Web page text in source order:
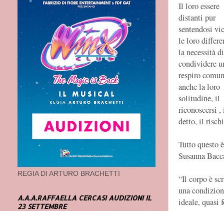
Il loro essere
distanti pur
sentendosi
le loro
la necessità di
condividere
respiro
anche la loro
solitudine, il
riconoscersi
detto, il
Tutto questo
Susanna
“Il corpo è
una
ideale, quasi
REGIA DI ARTURO BRACHETTI
A.A.A.RAFFAELLA CERCASI AUDIZIONI IL
23 SETTEMBRE